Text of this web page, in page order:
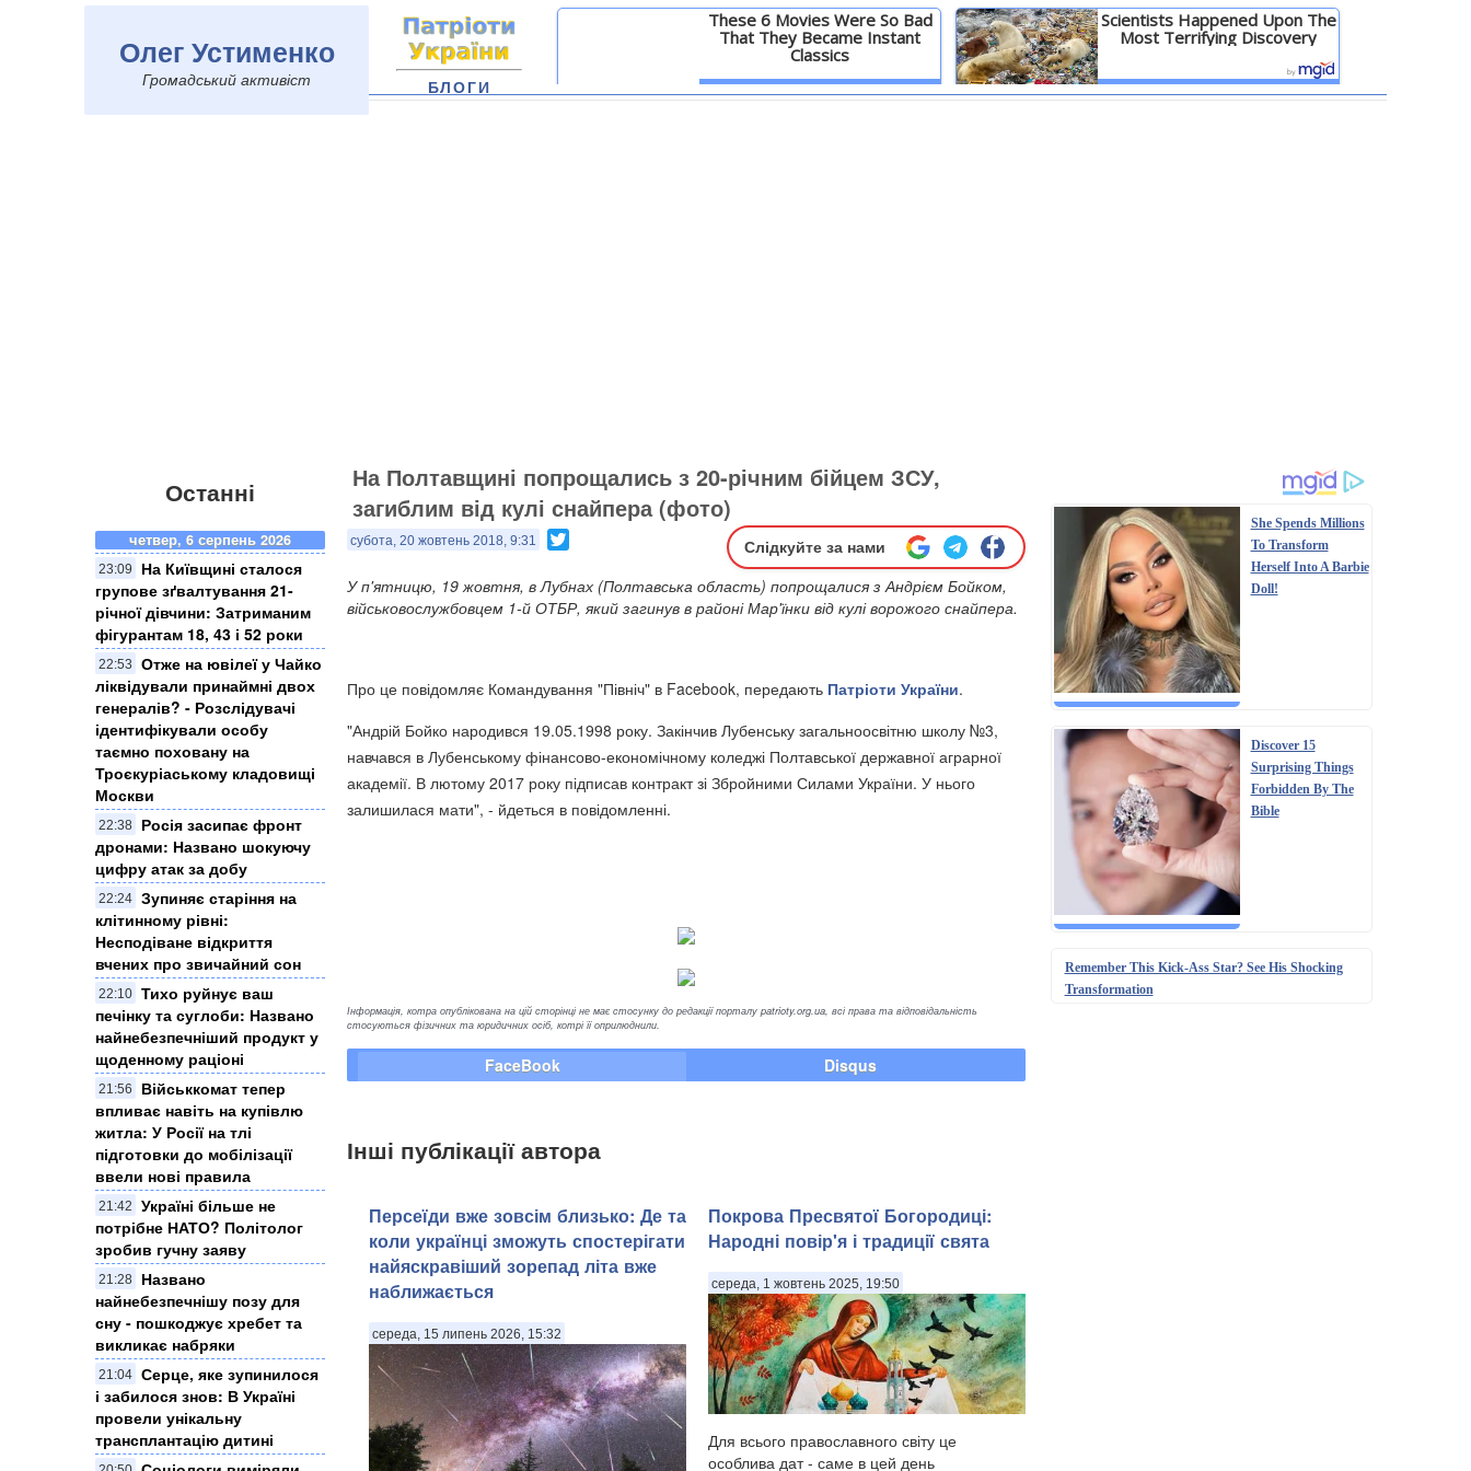
Олег Устименко
Громадський активіст
These 6 Movies Were So Bad
That They Became Instant
Classics
Детальніше
Scientists Happened Upon The
Most Terrifying Discovery
Детальніше
БЛОГИ
Останні
четвер, 6 серпень 2026
23:09
На Київщині сталося
групове зґвалтування 21-
річної дівчини: Затриманим
фігурантам 18, 43 і 52 роки
22:53
Отже на ювілеї у Чайко
ліквідували принаймні двох
генералів? - Розслідувачі
ідентифікували особу
таємно поховану на
Троєкуріаському кладовищі
Москви
22:38
Росія засипає фронт
дронами: Названо шокуючу
цифру атак за добу
22:24 Зупиняє старіння на
клітинному рівні:
Несподіване відкриття
вчених про звичайний сон
22:10 Тихо руйнує ваш
печінку та суглоби: Названо
найнебезпечніший продукт у
щоденному раціоні
21:56
Військкомат тепер
впливає навіть на купівлю
житла: У Росії на тлі
підготовки до мобілізації
ввели нові правила
21:42
Україні більше не
потрібне НАТО? Політолог
зробив гучну заяву
21:28
Названо
найнебезпечнішу позу для
сну - пошкоджує хребет та
викликає набряки
21:04 Серце, яке зупинилося
і забилося знов: В Україні
провели унікальну
трансплантацію дитині
На Полтавщині попрощались з 20-річним бійцем ЗСУ,
загиблим від кулі снайпера (фото)
субота, 20 жовтень 2018, 9:31 Слідкуйте за нами
У п'ятницю, 19 жовтня, в Лубнах (Полтавська область) попрощалися з Андрієм Бойком,
військовослужбовцем 1-й ОТБР, який загинув в районі Мар'їнки від кулі ворожого снайпера.
Про це повідомляє Командування "Північ" в Facebook, передають Патріоти України.
"Андрій Бойко народився 19.05.1998 року. Закінчив Лубенську загальноосвітню школу №3,
навчався в Лубенському фінансово-економічному коледжі Полтавської державної аграрної
академії. В лютому 2017 року підписав контракт зі Збройними Силами України. У нього
залишилася мати", - йдеться в повідомленні.
Інформація, котра опублікована на цій сторінці не має стосунку до редакції порталу patrioty.org.ua, всі права та відповідальність
стосуються фізичних та юридичних осіб, котрі її оприлюднили.
FaceBook Disqus
Інші публікації автора
Персеїди вже зовсім близько: Де та
коли українці зможуть спостерігати
найяскравіший зорепад літа вже
наближається
середа, 15 липень 2026, 15:32
Покрова Пресвятої Богородиці:
Народні повір'я і традиції свята
середа, 1 жовтень 2025, 19:50
Для всього православного світу це
особлива дат - саме в цей день
She Spends Millions
To Transform
Herself Into A Barbie
Doll!
Discover 15
Surprising Things
Forbidden By The
Bible
Remember This Kick-Ass Star? See His Shocking
Transformation